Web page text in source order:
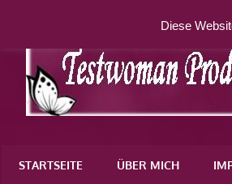
springen
WordPress-
STARTSEITE ÜBER MICH
Diese